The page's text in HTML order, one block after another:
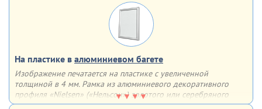
отверстия, укрепленные люверсами
На пластике в алюминиевом багете
Изображение печатается на пластике с увеличенной
толщиной в 4 мм. Рамка из алюминиевого декоративного
профиля «Nielsen» («Нельсон») золотого или серебряного
цвета придаст завершенность плакату и сделает его частью